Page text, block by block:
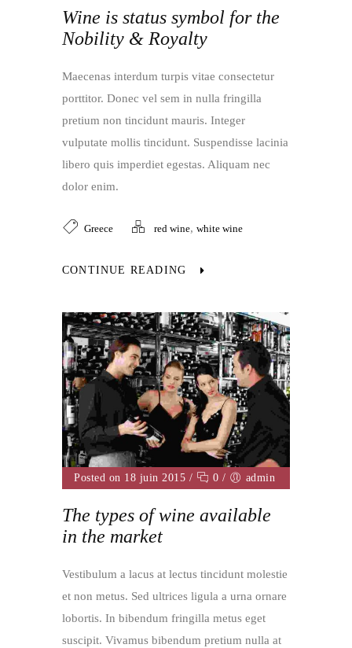
Wine is status symbol for the
Nobility & Royalty
Maecenas interdum turpis vitae consectetur
porttitor. Donec vel sem in nulla fringilla
pretium non tincidunt mauris. Integer
vulputate mollis tincidunt. Suspendisse lacinia
libero quis imperdiet egestas. Aliquam nec
dolor enim.
Greece red wine, white wine
CONTINUE READING
Posted on 18 juin 2015 / 0 / admin
The types of wine available
in the market
Vestibulum a lacus at lectus tincidunt molestie
et non metus. Sed ultrices ligula a urna ornare
lobortis. In bibendum fringilla metus eget
suscipit. Vivamus bibendum pretium nulla at